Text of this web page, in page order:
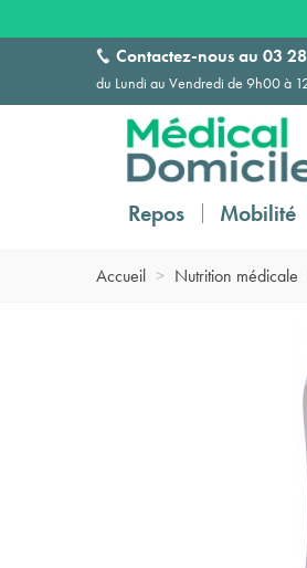
Contactez-nous au 03
du Lundi au Vendredi de 9h00 à
Repos Mobilité
Accueil > Nutrition médicale